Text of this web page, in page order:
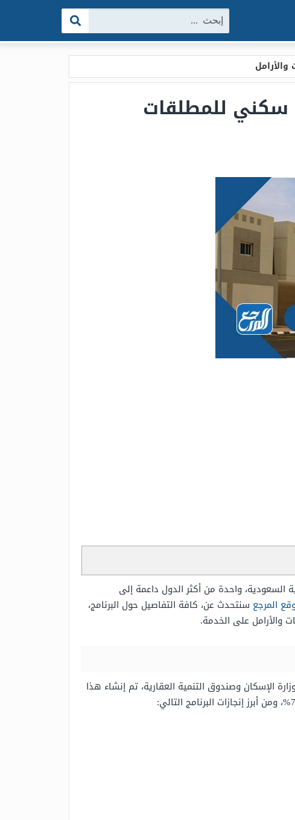
البحث:
في سكني للمطلقات
السعودية، واحدة من أكثر الدول داعمة إلى
المرجع سنتحدث عن، كافة التفاصيل حول البرنامج،
والأرامل على الخدمة.
الإسكان وصندوق التنمية العقارية، تم إنشاء هذا